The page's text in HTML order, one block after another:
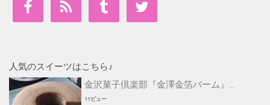
人気のスイーツはこちら♪
金沢菓子倶楽部『金澤金箔バーム』...
11ビュー